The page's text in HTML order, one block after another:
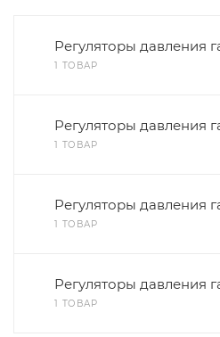
Регуляторы давления
1 ТОВАР
Регуляторы давления
1 ТОВАР
Регуляторы давления
1 ТОВАР
Регуляторы давления
1 ТОВАР